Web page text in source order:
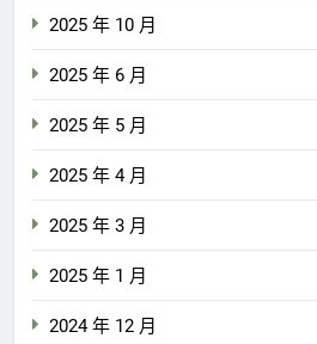
2025 年 10 月
2025 年 6 月
2025 年 5 月
2025 年 4 月
2025 年 3 月
2025 年 1 月
2024 年 12 月